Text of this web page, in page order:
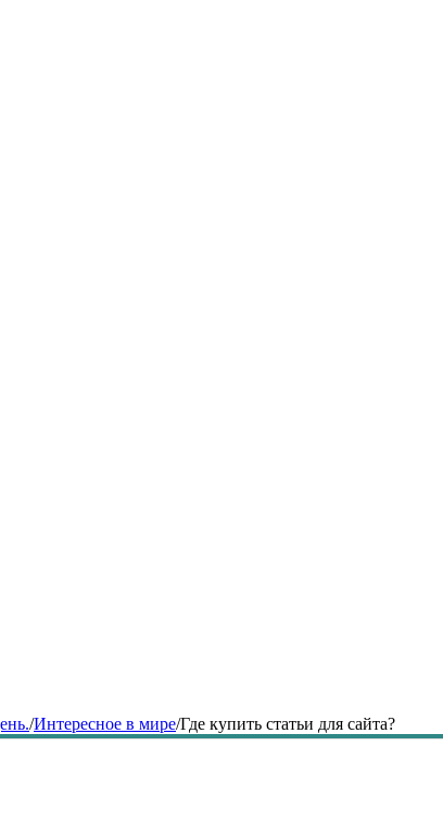
/Интересное в мире/Где купить статьи для сайта?